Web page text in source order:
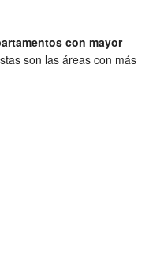
con mayor
son las áreas con más